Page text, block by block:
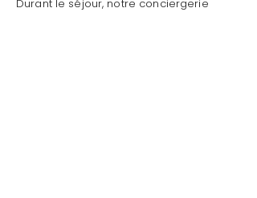
Durant le séjour, notre conciergerie